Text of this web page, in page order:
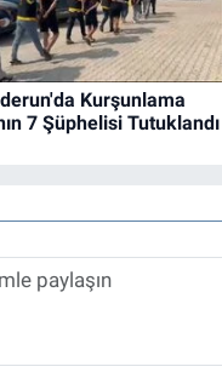
Kurşunlama
7 Şüphelisi Tutuklandı